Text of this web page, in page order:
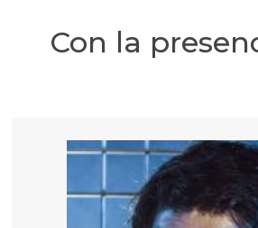
Con la